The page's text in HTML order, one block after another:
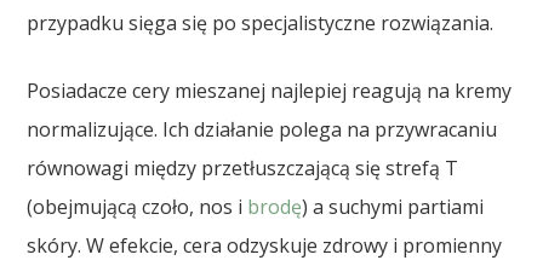
przypadku sięga się po specjalistyczne rozwiązania.
Posiadacze cery mieszanej najlepiej reagują na kremy
normalizujące. Ich działanie polega na przywracaniu
równowagi między przetłuszczającą się strefą T
(obejmującą czoło, nos i brodę) a suchymi partiami
skóry. W efekcie, cera odzyskuje zdrowy i promienny